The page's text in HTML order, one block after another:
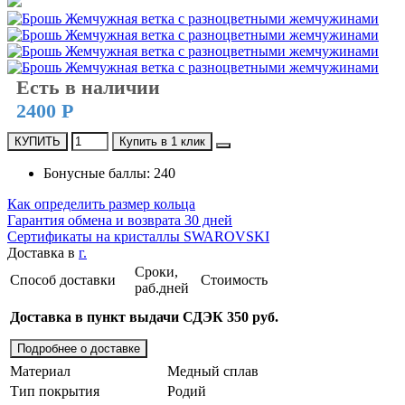
Есть в наличии
2400 Р
КУПИТЬ Купить в 1 клик
Бонусные баллы: 240
Как определить размер кольца
Гарантия обмена и возврата 30 дней
Сертификаты на кристаллы SWAROVSKI
Доставка в г.
Способ доставки
Сроки,
раб.дней
Стоимость
Доставка в пункт выдачи СДЭК 350 руб.
Подробнее о доставке
Материал
Медный сплав
Тип покрытия
Родий